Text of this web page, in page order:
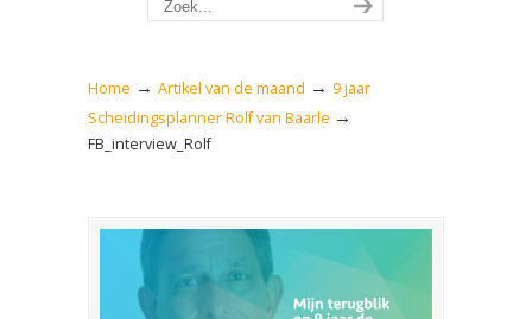
Home → Artikel van de maand → 9 jaar
Scheidingsplanner Rolf van Baarle →
FB_interview_Rolf